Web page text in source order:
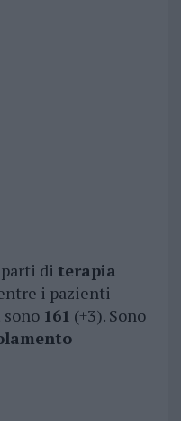
di terapia
i pazienti
sono 161 (+3). Sono